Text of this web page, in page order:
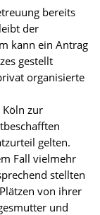
bereits
der
kann ein Antrag
gestellt
organisierte
zur
gelten.
Fall vielmehr
stellten
von ihrer
und